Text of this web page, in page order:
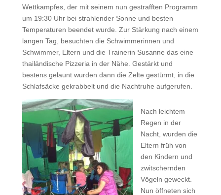
Wettkampfes, der mit seinem nun gestrafften Programm
um 19:30 Uhr bei strahlender Sonne und besten
Temperaturen beendet wurde. Zur Stärkung nach einem
langen Tag, besuchten die Schwimmerinnen und
Schwimmer, Eltern und die Trainerin Susanne das eine
thailändische Pizzeria in der Nähe. Gestärkt und
bestens gelaunt wurden dann die Zelte gestürmt, in die
Schlafsäcke gekrabbelt und die Nachtruhe aufgerufen.
Nach leichtem
Regen in der
Nacht, wurden die
Eltern früh von
den Kindern und
zwitschernden
Vögeln geweckt.
Nun öffneten sich